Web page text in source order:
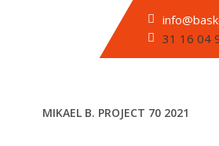
31 16 04
MIKAEL B. PROJECT 70 2021